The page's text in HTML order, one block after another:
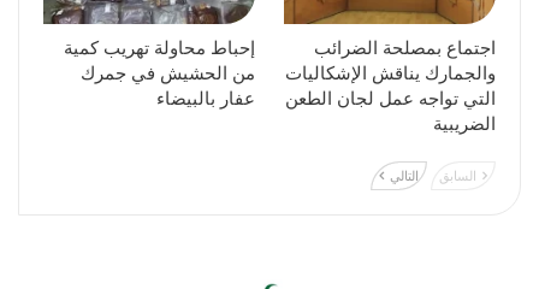
اجتماع بمصلحة الضرائب
والجمارك يناقش الإشكاليات
التي تواجه عمل لجان الطعن
الضريبية
إحباط محاولة تهريب كمية
من الحشيش في جمرك
عفار بالبيضاء
السابق التالي